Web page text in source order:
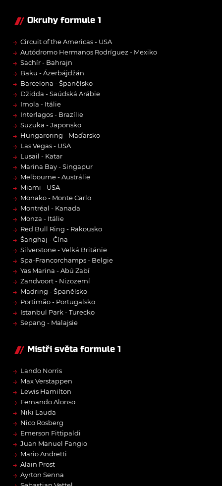
Okruhy formule 1
→ Circuit of the Americas - USA
→ Autódromo Hermanos Rodríguez - Mexiko
→ Sachír - Bahrajn
→ Baku - Ázerbájdžán
→ Barcelona - Španělsko
→ Džidda - Saúdská Arábie
→ Imola - Itálie
→ Interlagos - Brazílie
→ Suzuka - Japonsko
→ Hungaroring - Maďarsko
→ Las Vegas - USA
→ Lusail - Katar
→ Marina Bay - Singapur
→ Melbourne - Austrálie
→ Miami - USA
→ Monako - Monte Carlo
→ Montréal - Kanada
→ Monza - Itálie
→ Red Bull Ring - Rakousko
→ Šanghaj - Čína
→ Silverstone - Velká Británie
→ Spa-Francorchamps - Belgie
→ Yas Marina - Abú Zabí
→ Zandvoort - Nizozemí
→ Madring - Španělsko
→ Portimão - Portugalsko
→ Istanbul Park - Turecko
→ Sepang - Malajsie
Mistři světa formule 1
→ Lando Norris
→ Max Verstappen
→ Lewis Hamilton
→ Fernando Alonso
→ Niki Lauda
→ Nico Rosberg
→ Emerson Fittipaldi
→ Juan Manuel Fangio
→ Mario Andretti
→ Alain Prost
→ Ayrton Senna